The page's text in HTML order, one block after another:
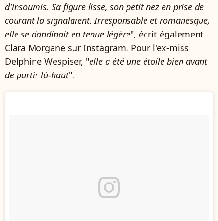
d'insoumis. Sa figure lisse, son petit nez en prise de
courant la signalaient. Irresponsable et romanesque,
elle se dandinait en tenue légère", écrit également
Clara Morgane sur Instagram. Pour l'ex-miss
Delphine Wespiser, "elle a été une étoile bien avant
de partir là-haut".